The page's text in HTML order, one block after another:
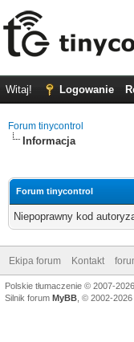
Witaj! Logowanie
Forum tinycontrol
Informacja
Forum tinycontrol
Niepoprawny kod
Ekipa forum Kontakt
Polskie tłumaczenie © 2007-2026
Silnik forum MyBB , © 2002-2026